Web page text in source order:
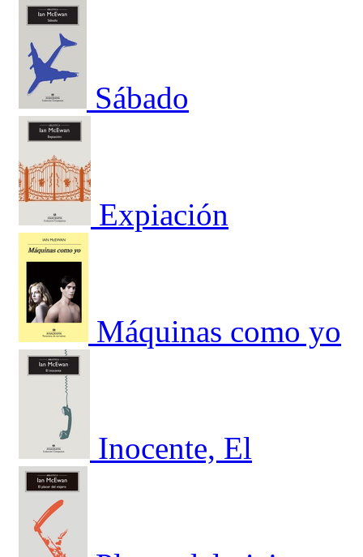
Sábado
Expiación
Máquinas como yo
Inocente, El